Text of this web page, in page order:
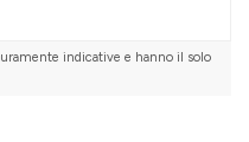
indicative e hanno il solo